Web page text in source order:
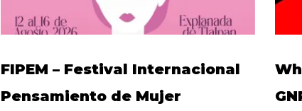
FIPEM – Festival Internacional
Pensamiento de Mujer